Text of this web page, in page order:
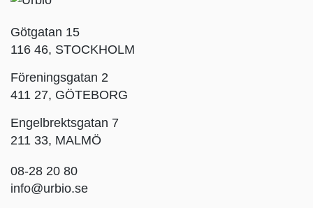
Götgatan 15
116 46, STOCKHOLM
Föreningsgatan 2
411 27, GÖTEBORG
Engelbrektsgatan 7
211 33, MALMÖ
08-28 20 80
info@urbio.se